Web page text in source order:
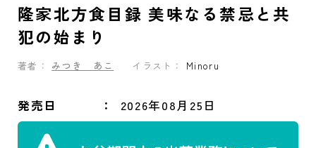
隆家北方食目録 美味なる禁忌と共
犯の始まり
著者： みつき あこ イラスト： Minoru
発売日 2026年08月25日